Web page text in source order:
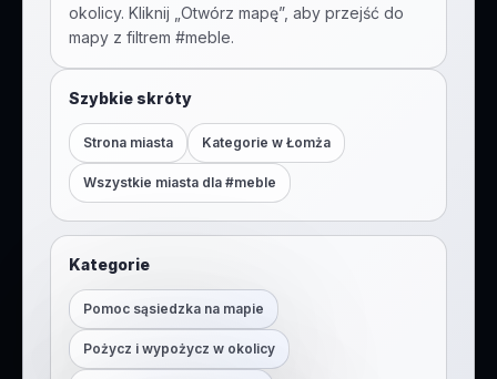
okolicy. Kliknij „Otwórz mapę”, aby przejść do
mapy z filtrem #meble.
Szybkie skróty
Strona miasta Kategorie w Łomża
Wszystkie miasta dla #meble
Kategorie
Pomoc sąsiedzka na mapie
Pożycz i wypożycz w okolicy